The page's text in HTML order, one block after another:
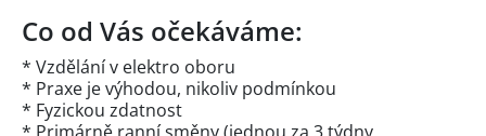
Co od Vás očekáváme:
* Vzdělání v elektro oboru
* Praxe je výhodou, nikoliv podmínkou
* Fyzickou zdatnost